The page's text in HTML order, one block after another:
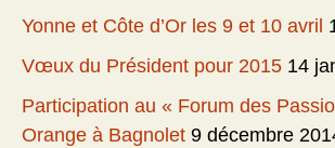
Yonne et Côte d’Or les 9 et 10 avril
Vœux du Président pour 2015 14
Participation au « Forum des
Orange à Bagnolet 9 décembre